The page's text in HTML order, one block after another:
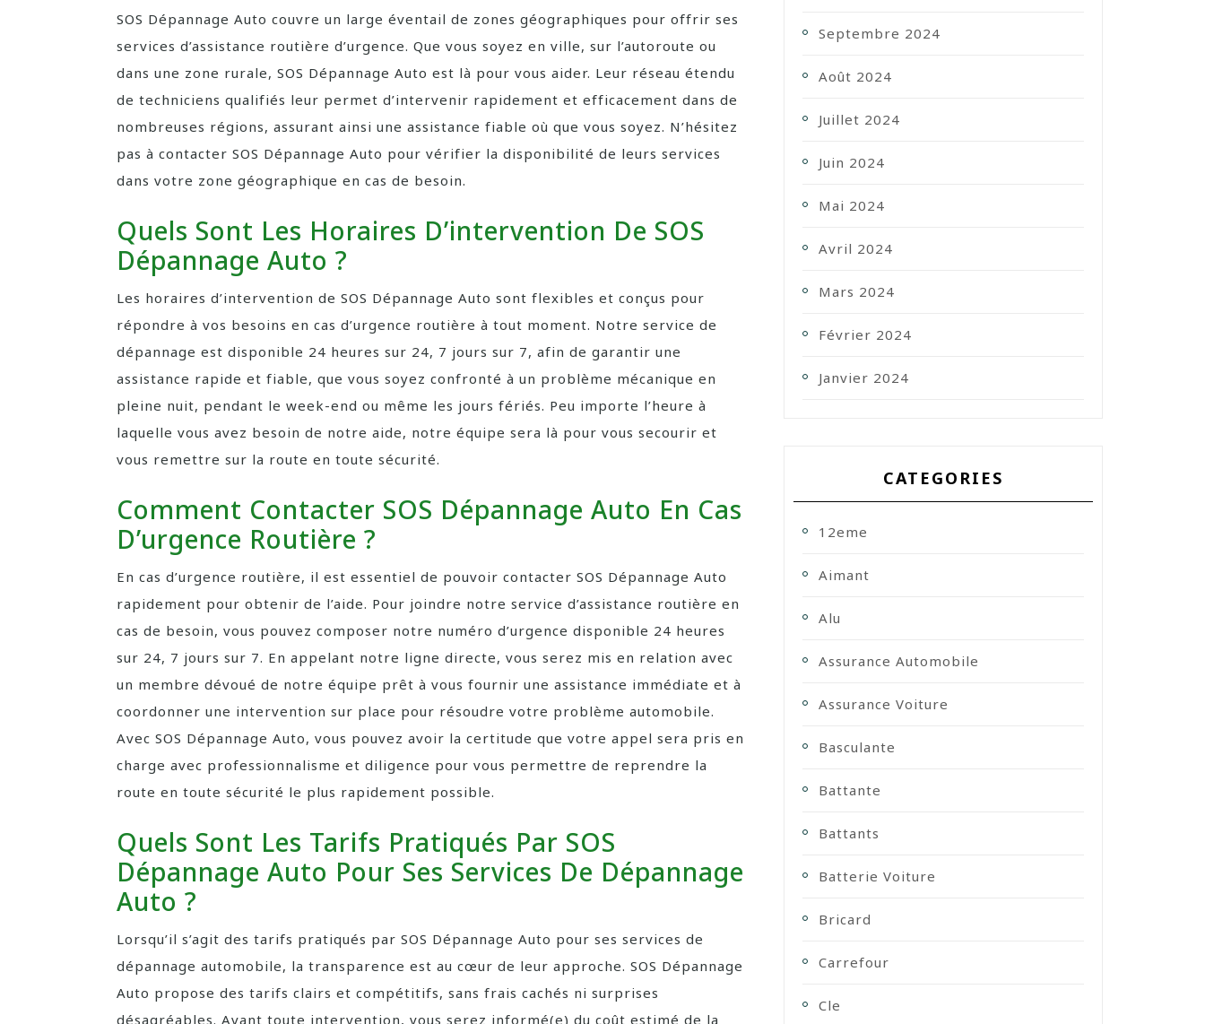
SOS Dépannage Auto couvre un large éventail de zones géographiques pour offrir ses
services d’assistance routière d’urgence. Que vous soyez en ville, sur l’autoroute ou
dans une zone rurale, SOS Dépannage Auto est là pour vous aider. Leur réseau étendu
de techniciens qualifiés leur permet d’intervenir rapidement et efficacement dans de
nombreuses régions, assurant ainsi une assistance fiable où que vous soyez. N’hésitez
pas à contacter SOS Dépannage Auto pour vérifier la disponibilité de leurs services
dans votre zone géographique en cas de besoin.
Quels Sont Les Horaires D’intervention De SOS
Dépannage Auto ?
Les horaires d’intervention de SOS Dépannage Auto sont flexibles et conçus pour
répondre à vos besoins en cas d’urgence routière à tout moment. Notre service de
dépannage est disponible 24 heures sur 24, 7 jours sur 7, afin de garantir une
assistance rapide et fiable, que vous soyez confronté à un problème mécanique en
pleine nuit, pendant le week-end ou même les jours fériés. Peu importe l’heure à
laquelle vous avez besoin de notre aide, notre équipe sera là pour vous secourir et
vous remettre sur la route en toute sécurité.
Comment Contacter SOS Dépannage Auto En Cas
D’urgence Routière ?
En cas d’urgence routière, il est essentiel de pouvoir contacter SOS Dépannage Auto
rapidement pour obtenir de l’aide. Pour joindre notre service d’assistance routière en
cas de besoin, vous pouvez composer notre numéro d’urgence disponible 24 heures
sur 24, 7 jours sur 7. En appelant notre ligne directe, vous serez mis en relation avec
un membre dévoué de notre équipe prêt à vous fournir une assistance immédiate et à
coordonner une intervention sur place pour résoudre votre problème automobile.
Avec SOS Dépannage Auto, vous pouvez avoir la certitude que votre appel sera pris en
charge avec professionnalisme et diligence pour vous permettre de reprendre la
route en toute sécurité le plus rapidement possible.
Quels Sont Les Tarifs Pratiqués Par SOS
Dépannage Auto Pour Ses Services De Dépannage
Auto ?
Lorsqu’il s’agit des tarifs pratiqués par SOS Dépannage Auto pour ses services de
dépannage automobile, la transparence est au cœur de leur approche. SOS Dépannage
Auto propose des tarifs clairs et compétitifs, sans frais cachés ni surprises
désagréables. Avant toute intervention, vous serez informé(e) du coût estimé de la
Septembre 2024
Août 2024
Juillet 2024
Juin 2024
Mai 2024
Avril 2024
Mars 2024
Février 2024
Janvier 2024
CATEGORIES
12eme
Aimant
Alu
Assurance Automobile
Assurance Voiture
Basculante
Battante
Battants
Batterie Voiture
Bricard
Carrefour
Cle